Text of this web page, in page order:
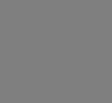
Marketingowe
stronie
zachowaniu, co